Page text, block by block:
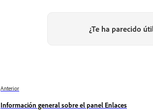
¿Te ha parecido
Anterior
Información general sobre el panel Enlaces